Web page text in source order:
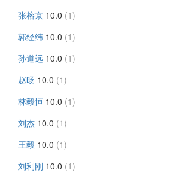
张榕京 10.0 (1)
郭经纬 10.0 (1)
孙道远 10.0 (1)
赵旸 10.0 (1)
林毅恒 10.0 (1)
刘杰 10.0 (1)
王毅 10.0 (1)
刘利刚 10.0 (1)